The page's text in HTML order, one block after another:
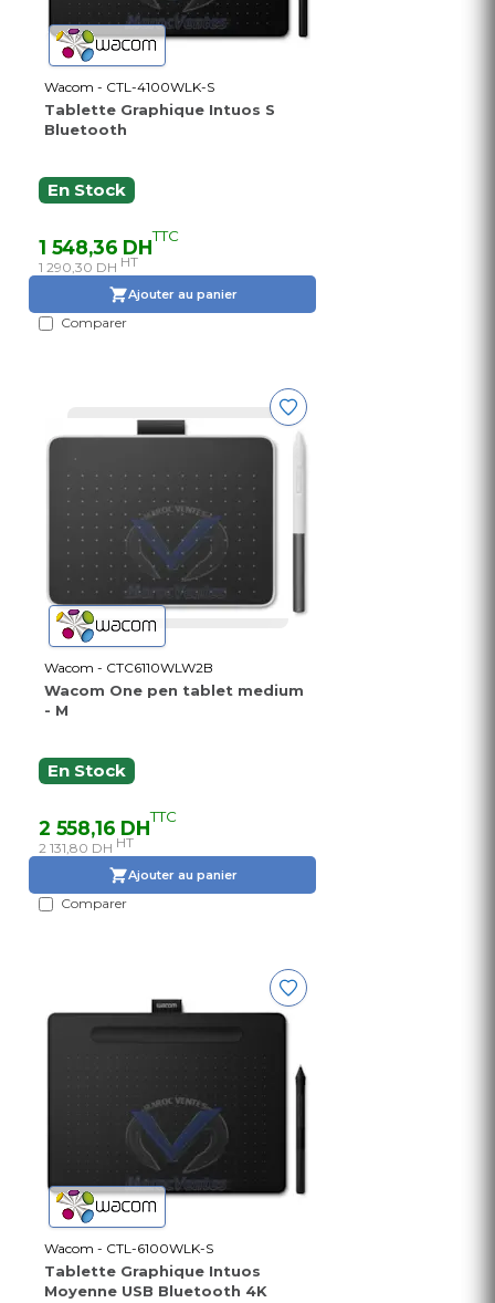
Wacom - CTL-4100WLK-S
Tablette Graphique Intuos S
Bluetooth
En Stock
1 548,36 DHTTC
1 290,30 DH HT
Ajouter au panier
Comparer
Wacom - CTC6110WLW2B
Wacom One pen tablet medium
- M
En Stock
2 558,16 DHTTC
2 131,80 DH HT
Ajouter au panier
Comparer
Wacom - CTL-6100WLK-S
Tablette Graphique Intuos
Moyenne USB Bluetooth 4K